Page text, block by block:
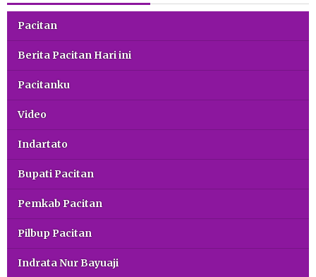
Pacitan
Berita Pacitan Hari ini
Pacitanku
Video
Indartato
Bupati Pacitan
Pemkab Pacitan
Pilbup Pacitan
Indrata Nur Bayuaji